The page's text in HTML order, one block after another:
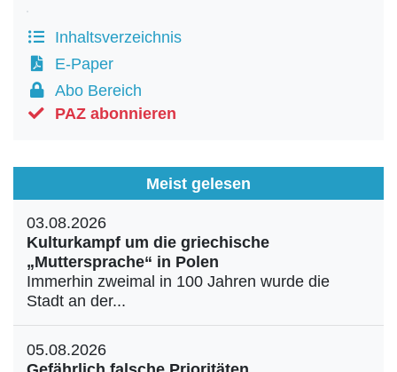
Inhaltsverzeichnis
E-Paper
Abo Bereich
PAZ abonnieren
Meist gelesen
03.08.2026
Kulturkampf um die griechische
„Muttersprache“ in Polen
Immerhin zweimal in 100 Jahren wurde die
Stadt an der...
05.08.2026